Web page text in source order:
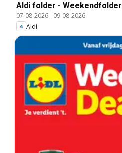
Aldi folder - Weekendfolder
07-08-2026- 09-08-2026
Aldi